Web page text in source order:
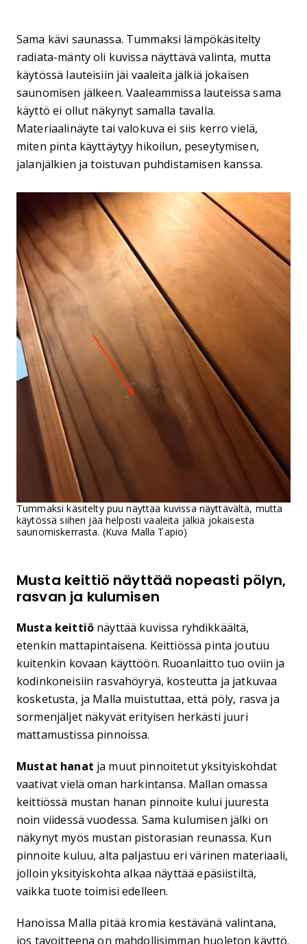
Sama kävi saunassa. Tummaksi lämpökäsitelty
radiata-mänty oli kuvissa näyttävä valinta, mutta
käytössä lauteisiin jäi vaaleita jälkiä jokaisen
saunomisen jälkeen. Vaaleammissa lauteissa sama
käyttö ei ollut näkynyt samalla tavalla.
Materiaalinäyte tai valokuva ei siis kerro vielä,
miten pinta käyttäytyy hikoilun, peseytymisen,
jalanjälkien ja toistuvan puhdistamisen kanssa.
Tummaksi käsitelty puu näyttää kuvissa näyttävältä, mutta
käytössä siihen jää helposti vaaleita jälkiä jokaisesta
saunomiskerrasta. (Kuva Malla Tapio)
Musta keittiö näyttää nopeasti pölyn,
rasvan ja kulumisen
Musta keittiönäyttää kuvissa ryhdikkäältä,
etenkin mattapintaisena. Keittiössä pinta joutuu
kuitenkin kovaan käyttöön. Ruoanlaitto tuo oviin ja
kodinkoneisiin rasvahöyryä, kosteutta ja jatkuvaa
kosketusta, ja Malla muistuttaa, että pöly, rasva ja
sormenjäljet näkyvät erityisen herkästi juuri
mattamustissa pinnoissa.
Mustat hanat ja muut pinnoitetut yksityiskohdat
vaativat vielä oman harkintansa. Mallan omassa
keittiössä mustan hanan pinnoite kului juuresta
noin viidessä vuodessa. Sama kulumisen jälki on
näkynyt myös mustan pistorasian reunassa. Kun
pinnoite kuluu, alta paljastuu eri värinen materiaali,
jolloin yksityiskohta alkaa näyttää epäsiistiltä,
vaikka tuote toimisi edelleen.
Hanoissa Malla pitää kromia kestävänä valintana,
jos tavoitteena on mahdollisimman huoleton käyttö.